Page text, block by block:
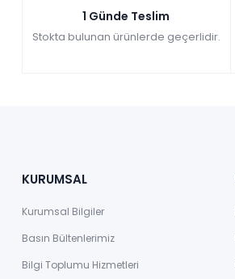
1 Günde Teslim
Stokta bulunan ürünlerde geçerlidir.
KURUMSAL
Kurumsal Bilgiler
Basın Bültenlerimiz
Bilgi Toplumu Hizmetleri